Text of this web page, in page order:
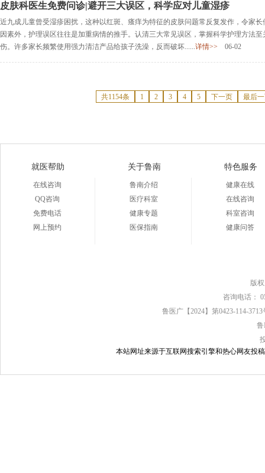
皮肤科医生免费问诊|避开三大误区，科学应对儿童湿疹
近九成儿童曾受湿疹困扰，这种以红斑、瘙痒为特征的皮肤问题常反复发作，令家
因素外，护理误区往往是加重病情的推手。认清三大常见误区，掌握科学护理方法
伤。许多家长频繁使用强力清洁产品给孩子洗澡，反而破坏......详情>> 06-02
共1154条 1 2 3 4 5 下一页 最后
就医帮助
在线咨询
QQ咨询
免费电话
网上预约
关于鲁南
鲁南介绍
医疗科室
健康专题
医保指南
特色服务
健康在线
在线咨询
科室咨询
健康问答
版
咨询电话：
鲁医广【2024】第0423-114-
鲁
本站网址来源于互联网搜索引擎和热心网友投